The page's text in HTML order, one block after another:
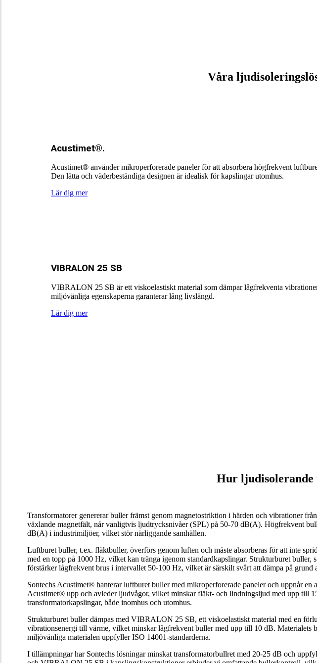
Våra
Acustimet®.
Acustimet® använder mikroperforerade paneler för att absorbera högfrekvent
Den lätta och väderbeständiga designen är idealisk för kapslingar utomhus.
Lär dig mer
VIBRALON 25 SB
VIBRALON 25 SB är ett viskoelastiskt material som dämpar lågfrekventa
miljövänliga egenskaperna garanterar lång livslängd.
Lär dig mer
Hur
Transformatorer genererar buller främst genom magnetostriktion i härden och vibrationer
växlande magnetfält, når vanligtvis ljudtrycksnivåer (SPL) på 50-70 dB(A). Högfrekvent
dB(A) i industrimiljöer, vilket stör närliggande samhällen.
Luftburet buller, t.ex. fläktbuller, överförs genom luften och måste absorberas för att inte
med en topp på 1000 Hz, vilket kan tränga igenom standardkapslingar. Strukturburet
förstärker lågfrekvent brus i intervallet 50-100 Hz, vilket är särskilt svårt att dämpa på grund
Sontechs Acustimet® hanterar luftburet buller med mikroperforerade paneler och uppnår
Acustimet® upp och avleder ljudvågor, vilket minskar fläkt- och lindningsljud med upp till
transformatorkapslingar, både inomhus och utomhus.
Strukturburet buller dämpas med VIBRALON 25 SB, ett viskoelastiskt material med en
vibrationsenergi till värme, vilket minskar lågfrekvent buller med upp till 10 dB. Materialets
miljövänliga materialen uppfyller ISO 14001-standarderna.
I tillämpningar har Sontechs lösningar minskat transformatorbullret med 20-25 dB och